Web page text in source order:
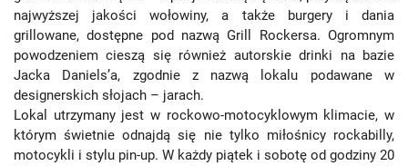
najwyższej jakości wołowiny, a także burgery i dania
grillowane, dostępne pod nazwą Grill Rockersa. Ogromnym
powodzeniem cieszą się również autorskie drinki na bazie
Jacka Daniels’a, zgodnie z nazwą lokalu podawane w
designerskich słojach – jarach.
Lokal utrzymany jest w rockowo-motocyklowym klimacie, w
którym świetnie odnajdą się nie tylko miłośnicy rockabilly,
motocykli i stylu pin-up. W każdy piątek i sobotę od godziny 20